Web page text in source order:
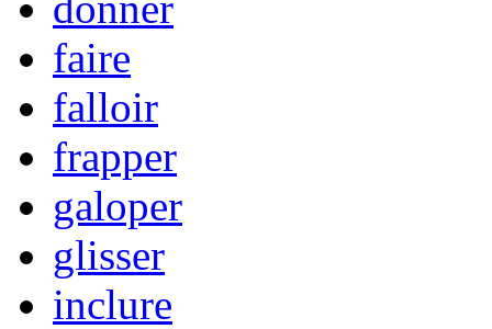
faire
falloir
frapper
galoper
glisser
inclure